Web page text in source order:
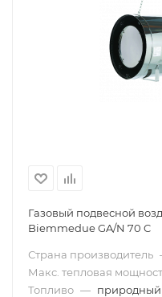
Газовый подвесной
Biemmedue GA/N 70 C
Страна производитель
Макс. тепловая
Топливо — природный